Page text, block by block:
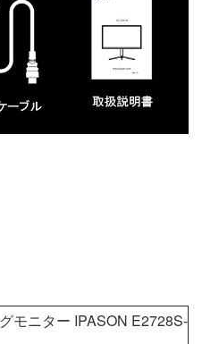
モニター IPASON E2728S-